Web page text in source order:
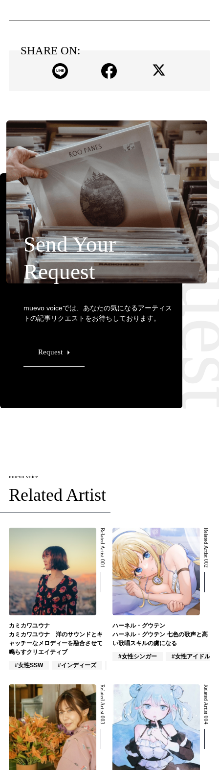
SHARE ON:
Send Your
Request
muevo voiceでは、あなたの気になるアーティス
トの記事リクエストをお待ちしております。
Request
muevo voice
Related Artist
Related Artist 001
カミカワユウナ
カミカワユウナ 洋のサウンドとキ
ャッチーなメロディーを融合させて
鳴らすクリエイティブ
#女性SSW
#インディーズ
Related Artist 002
ハーネル・グウテン
ハーネル・グウテン 七色の歌声と高
い歌唱スキルの虜になる
#女性シンガー
#女性アイドル
Related Artist 003 Related Artist 004